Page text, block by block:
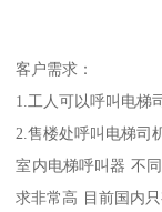
客户需求：
1.工人可以呼叫电梯
2.售楼处呼叫电梯司
室内电梯呼叫器 不
求非常高 目前国内